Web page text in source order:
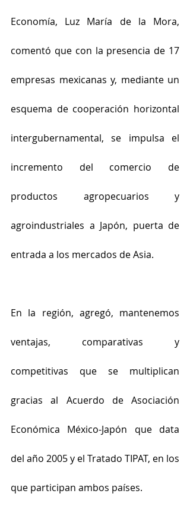
Economía, Luz María de la Mora,
comentó que con la presencia de 17
empresas mexicanas y, mediante un
esquema de cooperación horizontal
intergubernamental, se impulsa el
incremento del comercio de
productos agropecuarios y
agroindustriales a Japón, puerta de
entrada a los mercados de Asia.
En la región, agregó, mantenemos
ventajas, comparativas y
competitivas que se multiplican
gracias al Acuerdo de Asociación
Económica México-Japón que data
del año 2005 y el Tratado TIPAT, en los
que participan ambos países.